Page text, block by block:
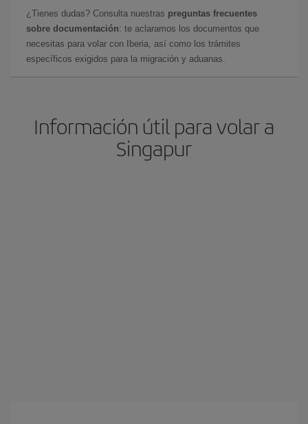
¿Tienes dudas? Consulta nuestras preguntas frecuentes
sobre documentación: te aclaramos los documentos que
necesitas para volar con Iberia, así como los trámites
específicos exigidos para la migración y aduanas.
Información útil para volar a
Singapur